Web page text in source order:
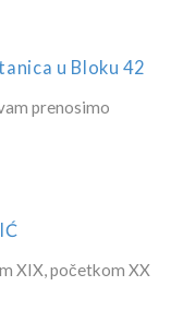
u Bloku 42
prenosimo
XIX, početkom XX